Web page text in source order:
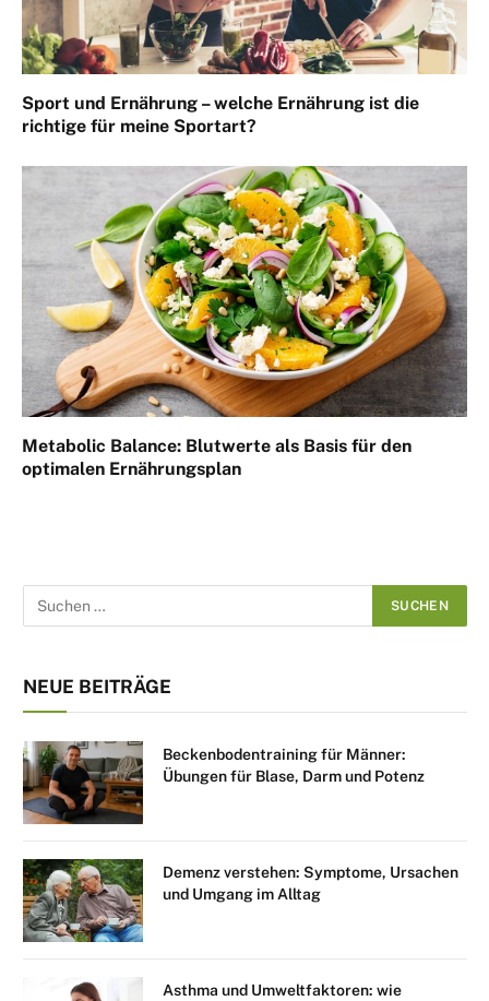
Sport und Ernährung – welche Ernährung ist die
richtige für meine Sportart?
Metabolic Balance: Blutwerte als Basis für den
optimalen Ernährungsplan
NEUE BEITRÄGE
Beckenbodentraining für Männer:
Übungen für Blase, Darm und Potenz
Demenz verstehen: Symptome, Ursachen
und Umgang im Alltag
Asthma und Umweltfaktoren: wie